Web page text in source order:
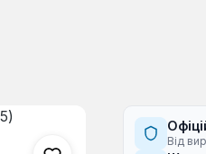
Від